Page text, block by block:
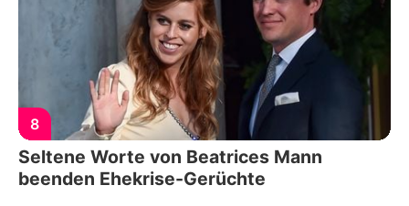
8
Seltene Worte von Beatrices Mann
beenden Ehekrise-Gerüchte